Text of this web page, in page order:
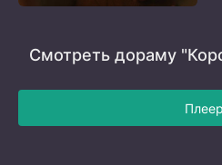
Смотреть дораму
Плеер